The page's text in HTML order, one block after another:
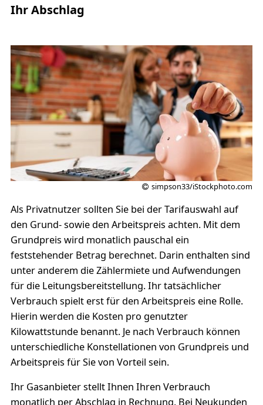
Ihr Abschlag
simpson33/iStockphoto.com
Als Privatnutzer sollten Sie bei der Tarifauswahl auf
den Grund- sowie den Arbeitspreis achten. Mit dem
Grundpreis wird monatlich pauschal ein
feststehender Betrag berechnet. Darin enthalten sind
unter anderem die Zählermiete und Aufwendungen
für die Leitungsbereitstellung. Ihr tatsächlicher
Verbrauch spielt erst für den Arbeitspreis eine Rolle.
Hierin werden die Kosten pro genutzter
Kilowattstunde benannt. Je nach Verbrauch können
unterschiedliche Konstellationen von Grundpreis und
Arbeitspreis für Sie von Vorteil sein.
Ihr Gasanbieter stellt Ihnen Ihren Verbrauch
monatlich per Abschlag in Rechnung. Bei Neukunden